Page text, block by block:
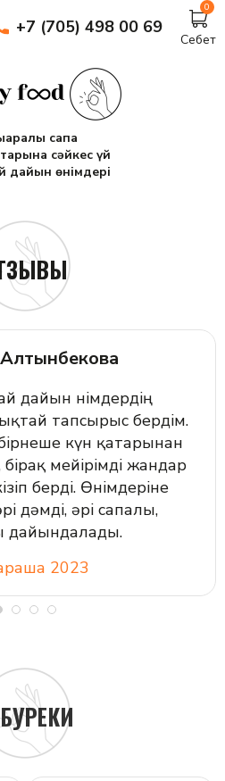
+7 (705) 498 00 69
0
Себет
сапа
сәйкес үй
дайын өнімдері
дайын өнімдердің
тапсырыс бердім.
күн қатарынан
мейірімді жандар
берді. Өнімдеріне
дәмді, әрі сапалы,
дайындалады.
2023